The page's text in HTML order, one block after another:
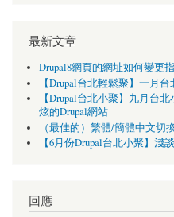
最新文章
Drupal8網頁的網址如何變更
【Drupal台北輕鬆聚】一月
【Drupal台北小聚】九月台
炫的Drupal網站
（最佳的）繁體/簡體中文切
【6月份Drupal台北小聚】淺
回應